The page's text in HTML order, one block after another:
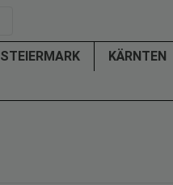
STEIERMARK KÄRNTEN